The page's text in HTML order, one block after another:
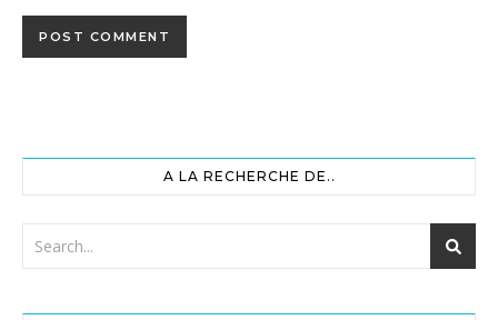
A LA RECHERCHE DE..